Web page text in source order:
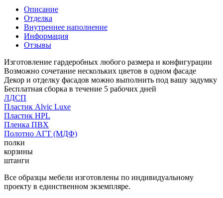
Описание
Отделка
Внутреннее наполнение
Информация
Отзывы
Изготовление гардеробных любого размера и конфигурации
Возможно сочетание нескольких цветов в одном фасаде
Декор и отделку фасадов можно выполнить под вашу задумку
Бесплатная сборка в течение 5 рабочих дней
ЛДСП
Пластик Alvic Luxe
Пластик HPL
Пленка ПВХ
Полотно АГТ (МДФ)
полки
корзины
штанги
Все образцы мебели изготовлены по индивидуальному
проекту в единственном экземпляре.